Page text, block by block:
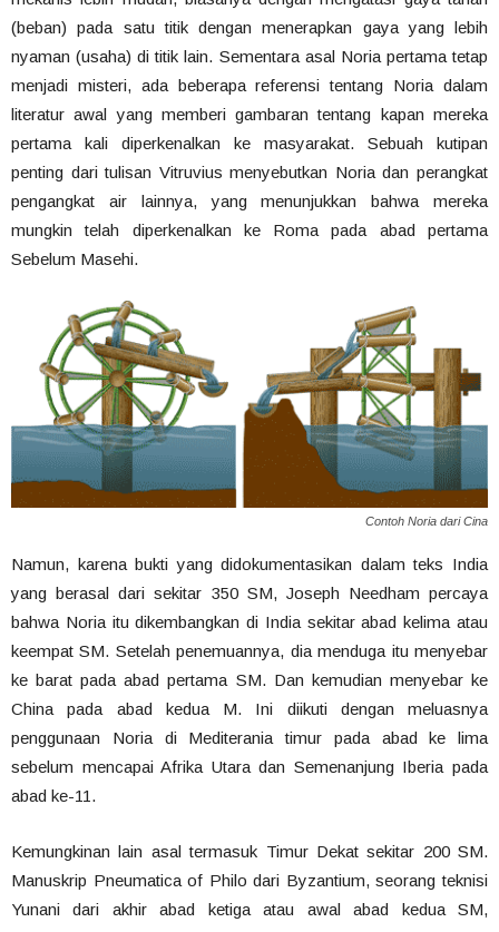
(beban) pada satu titik dengan menerapkan gaya yang lebih
nyaman (usaha) di titik lain. Sementara asal Noria pertama tetap
menjadi misteri, ada beberapa referensi tentang Noria dalam
literatur awal yang memberi gambaran tentang kapan mereka
pertama kali diperkenalkan ke masyarakat. Sebuah kutipan
penting dari tulisan Vitruvius menyebutkan Noria dan perangkat
pengangkat air lainnya, yang menunjukkan bahwa mereka
mungkin telah diperkenalkan ke Roma pada abad pertama
Sebelum Masehi.
Contoh Noria dari Cina
Namun, karena bukti yang didokumentasikan dalam teks India
yang berasal dari sekitar 350 SM, Joseph Needham percaya
bahwa Noria itu dikembangkan di India sekitar abad kelima atau
keempat SM. Setelah penemuannya, dia menduga itu menyebar
ke barat pada abad pertama SM. Dan kemudian menyebar ke
China pada abad kedua M. Ini diikuti dengan meluasnya
penggunaan Noria di Mediterania timur pada abad ke lima
sebelum mencapai Afrika Utara dan Semenanjung Iberia pada
abad ke-11.
Kemungkinan lain asal termasuk Timur Dekat sekitar 200 SM.
Manuskrip Pneumatica of Philo dari Byzantium, seorang teknisi
Yunani dari akhir abad ketiga atau awal abad kedua SM,